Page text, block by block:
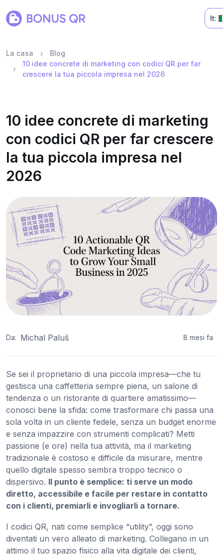
It:
La casa
Blog
10 idee concrete di marketing con codici QR per far
crescere la tua piccola impresa nel 2026
10 idee concrete di marketing
con codici QR per far crescere
la tua piccola impresa nel
2026
Da: Michal Paluš 8 mesi fa
Se sei il proprietario di una piccola impresa—che tu
gestisca una caffetteria sempre piena, un salone di
tendenza o un ristorante di quartiere amatissimo—
conosci bene la sfida: come trasformare chi passa una
sola volta in un cliente fedele, senza un budget enorme
e senza impazzire con strumenti complicati? Metti
passione (e ore) nella tua attività, ma il marketing
tradizionale è costoso e difficile da misurare, mentre
quello digitale spesso sembra troppo tecnico o
dispersivo. Il punto è semplice: ti serve un modo
diretto, accessibile e facile per restare in contatto
con i clienti, premiarli e invogliarli a tornare.
I codici QR, nati come semplice “utility”, oggi sono
diventati un vero alleato di marketing. Collegano in un
attimo il tuo spazio fisico alla vita digitale dei clienti,